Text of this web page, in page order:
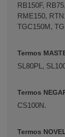
RB150F,
RME150,
TGC150M,
Termos
SL80PL,
Termos
CS100N.
Termos